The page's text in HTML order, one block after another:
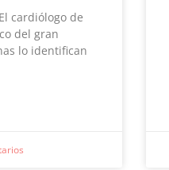
cardiólogo de
del gran
lo identifican